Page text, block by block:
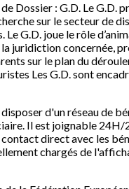
Dossier : G.D. Le
sur le secteur de
G.D. joue le rôle
juridiction concernée,
sur le plan du
Les G.D. sont
disposer d'un réseau
Il est joignable
direct avec les
chargés de